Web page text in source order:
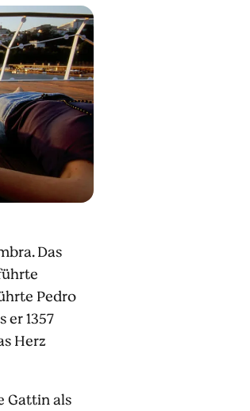
Das
Pedro
er 1357
Herz
Gattin als